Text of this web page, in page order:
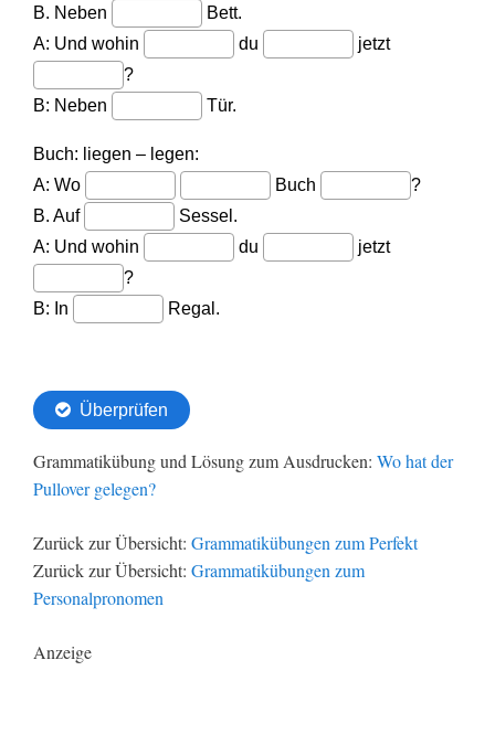
Grammatikübung und Lösung zum Ausdrucken: Wo hat der
Pullover gelegen?
Zurück zur Übersicht: Grammatikübungen zum Perfekt
Zurück zur Übersicht: Grammatikübungen zum
Personalpronomen
Anzeige